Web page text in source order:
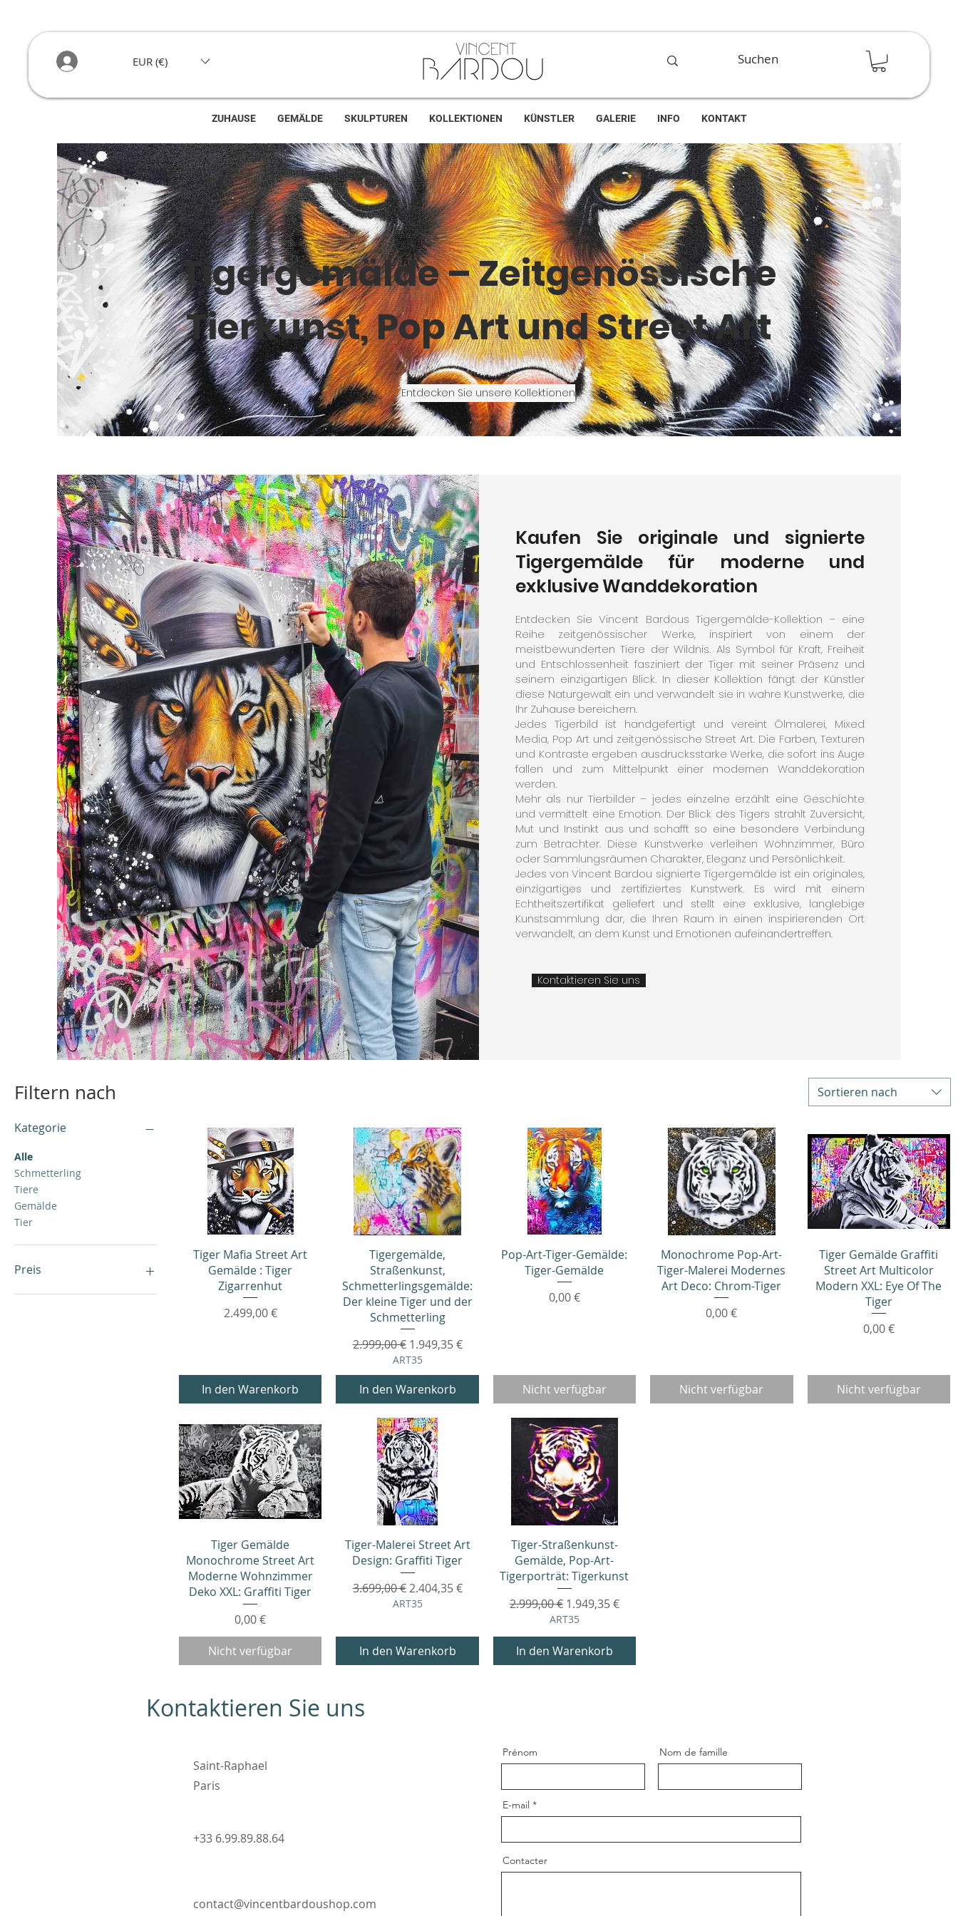
EUR (€)
ZUHAUSE GEMÄLDE SKULPTUREN KOLLEKTIONEN KÜNSTLER GALERIE INFO KONTAKT
Tigergemälde – Zeitgenössische
Tierkunst, Pop Art und Street Art
Entdecken Sie unsere Kollektionen
Kaufen Sie originale und signierte
Tigergemälde für moderne und
exklusive Wanddekoration
Entdecken Sie Vincent Bardous Tigergemälde-Kollektion – eine
Reihe zeitgenössischer Werke, inspiriert von einem der
meistbewunderten Tiere der Wildnis. Als Symbol für Kraft, Freiheit
und Entschlossenheit fasziniert der Tiger mit seiner Präsenz und
seinem einzigartigen Blick. In dieser Kollektion fängt der Künstler
diese Naturgewalt ein und verwandelt sie in wahre Kunstwerke, die
Ihr Zuhause bereichern.
Jedes Tigerbild ist handgefertigt und vereint Ölmalerei, Mixed
Media, Pop Art und zeitgenössische Street Art. Die Farben, Texturen
und Kontraste ergeben ausdrucksstarke Werke, die sofort ins Auge
fallen und zum Mittelpunkt einer modernen Wanddekoration
werden.
Mehr als nur Tierbilder – jedes einzelne erzählt eine Geschichte
und vermittelt eine Emotion. Der Blick des Tigers strahlt Zuversicht,
Mut und Instinkt aus und schafft so eine besondere Verbindung
zum Betrachter. Diese Kunstwerke verleihen Wohnzimmer, Büro
oder Sammlungsräumen Charakter, Eleganz und Persönlichkeit.
Jedes von Vincent Bardou signierte Tigergemälde ist ein originales,
einzigartiges und zertifiziertes Kunstwerk. Es wird mit einem
Echtheitszertifikat geliefert und stellt eine exklusive, langlebige
Kunstsammlung dar, die Ihren Raum in einen inspirierenden Ort
verwandelt, an dem Kunst und Emotionen aufeinandertreffen.
Kontaktieren Sie uns
Filtern nach
Kategorie
Alle
Schmetterling
Tiere
Gemälde
Tier
Preis
Sortieren nach
Schnellansicht
Tiger Mafia Street Art
Gemälde : Tiger
Zigarrenhut
Preis
2.499,00 €
In den Warenkorb
Schnellansicht
Tigergemälde,
Straßenkunst,
Schmetterlingsgemälde:
Der kleine Tiger und der
Schmetterling
Standardpreis
2.999,00 € Sale-Preis
1.949,35 €
ART35
In den Warenkorb
Schnellansicht
Pop-Art-Tiger-Gemälde:
Tiger-Gemälde
Preis
0,00 €
Nicht verfügbar
Schnellansicht
Monochrome Pop-Art-
Tiger-Malerei Modernes
Art Deco: Chrom-Tiger
Preis
0,00 €
Nicht verfügbar
Schnellansicht
Tiger Gemälde Graffiti
Street Art Multicolor
Modern XXL: Eye Of The
Tiger
Preis
0,00 €
Nicht verfügbar
Schnellansicht
Tiger Gemälde
Monochrome Street Art
Moderne Wohnzimmer
Deko XXL: Graffiti Tiger
Preis
0,00 €
Nicht verfügbar
Schnellansicht
Tiger-Malerei Street Art
Design: Graffiti Tiger
Standardpreis
3.699,00 € Sale-Preis
2.404,35 €
ART35
In den Warenkorb
Schnellansicht
Tiger-Straßenkunst-
Gemälde, Pop-Art-
Tigerporträt: Tigerkunst
Standardpreis
2.999,00 € Sale-Preis
1.949,35 €
ART35
In den Warenkorb
Kontaktieren Sie uns
Saint-Raphael
Paris
+33 6.99.89.88.64
contact@vincentbardoushop.com
Prénom Nom de famille
E-mail
Contacter